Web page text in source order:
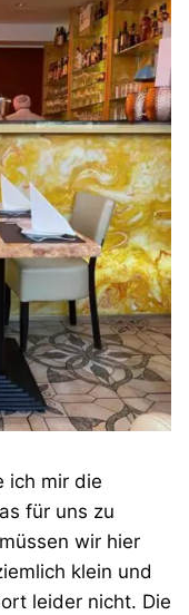
ich mir die
für uns zu
wir hier
klein und
leider nicht. Die